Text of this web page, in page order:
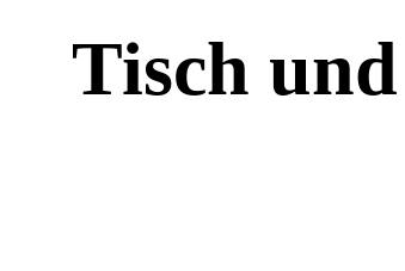
Tisch